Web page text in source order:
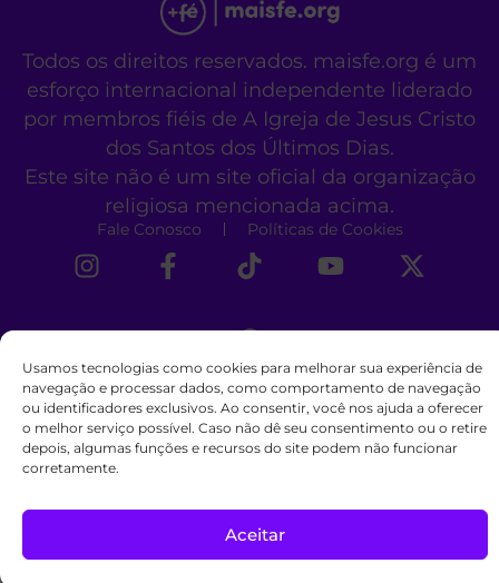
Usamos tecnologias como cookies para melhorar sua experiência de
navegação e processar dados, como comportamento de navegação
ou identificadores exclusivos. Ao consentir, você nos ajuda a oferecer
o melhor serviço possível. Caso não dê seu consentimento ou o retire
depois, algumas funções e recursos do site podem não funcionar
corretamente.
Aceitar
Todos os direitos reservados. maisfe.org é um
esforço internacional independente liderado
por membros fiéis de A Igreja de Jesus Cristo
dos Santos dos Últimos Dias.
Este site não é um site oficial da organização
religiosa mencionada acima.
Fale Conosco Políticas de Cookies